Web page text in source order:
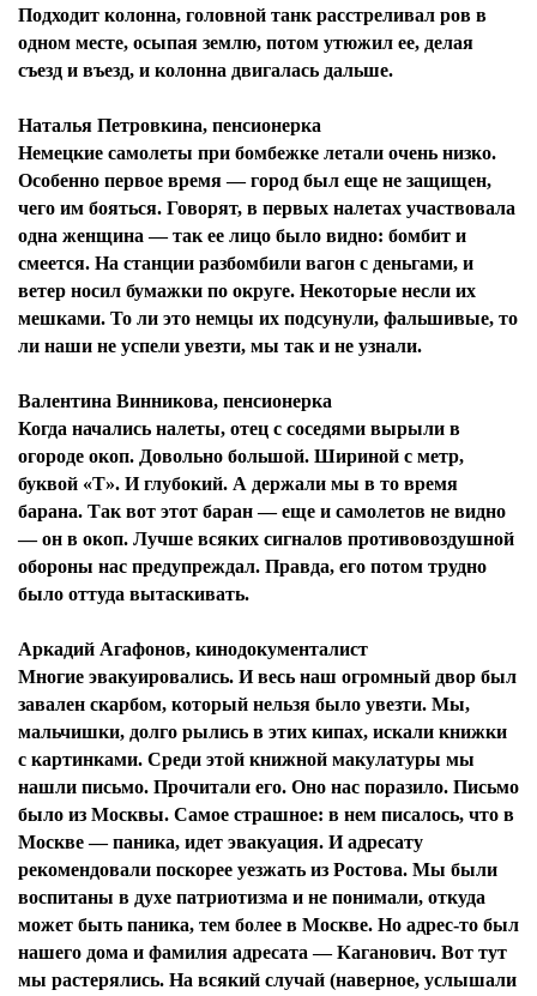
Подходит колонна, головной танк расстреливал ров в
одном месте, осыпая землю, потом утюжил ее, делая
съезд и въезд, и колонна двигалась дальше.
Наталья Петровкина, пенсионерка
Немецкие самолеты при бомбежке летали очень низко.
Особенно первое время — город был еще не защищен,
чего им бояться. Говорят, в первых налетах участвовала
одна женщина — так ее лицо было видно: бомбит и
смеется. На станции разбомбили вагон с деньгами, и
ветер носил бумажки по округе. Некоторые несли их
мешками. То ли это немцы их подсунули, фальшивые, то
ли наши не успели увезти, мы так и не узнали.
Валентина Винникова, пенсионерка
Когда начались налеты, отец с соседями вырыли в
огороде окоп. Довольно большой. Шириной с метр,
буквой «Т». И глубокий. А держали мы в то время
барана. Так вот этот баран — еще и самолетов не видно
— он в окоп. Лучше всяких сигналов противовоздушной
обороны нас предупреждал. Правда, его потом трудно
было оттуда вытаскивать.
Аркадий Агафонов, кинодокументалист
Многие эвакуировались. И весь наш огромный двор был
завален скарбом, который нельзя было увезти. Мы,
мальчишки, долго рылись в этих кипах, искали книжки
с картинками. Среди этой книжной макулатуры мы
нашли письмо. Прочитали его. Оно нас поразило. Письмо
было из Москвы. Самое страшное: в нем писалось, что в
Москве — паника, идет эвакуация. И адресату
рекомендовали поскорее уезжать из Ростова. Мы были
воспитаны в духе патриотизма и не понимали, откуда
может быть паника, тем более в Москве. Но адрес-то был
нашего дома и фамилия адресата — Каганович. Вот тут
мы растерялись. На всякий случай (наверное, услышали